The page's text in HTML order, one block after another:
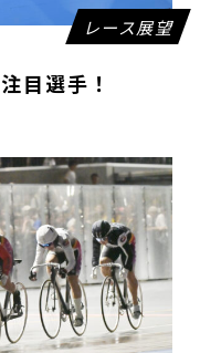
レース展望
目選手！